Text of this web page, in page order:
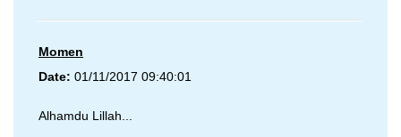
Momen
Date: 01/11/2017 09:40:01
Alhamdu Lillah...